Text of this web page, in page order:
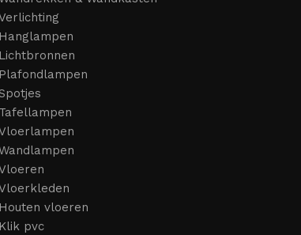
Hanglampen
Lichtbronnen
Plafondlampen
Tafellampen
Houten vloeren
Klik pvc